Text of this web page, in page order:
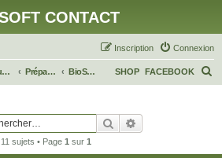
CONTACT
Connexion
Inscription
Accueil du forum Préparation d'OP BioSph3re 2010 FACEBOOK
SHOP
Rechercher
11 sujets • Page 1 sur 1